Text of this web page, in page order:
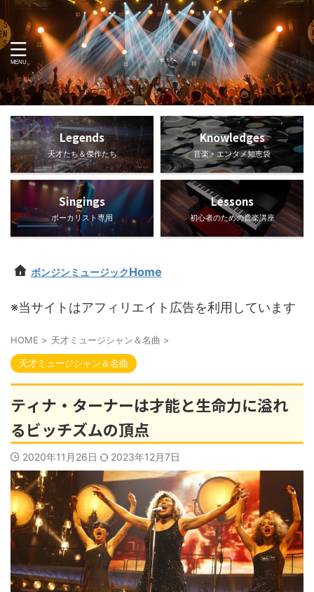
Legends
天才たち＆傑作たち
Knowledges
音楽・エンタメ知恵袋
Singings
ボーカリスト専用
Lessons
初心者のための音楽講座
ボンジンミュージックHome
※当サイトはアフィリエイト広告を利用しています
HOME > 天才ミュージシャン＆名曲 >
天才ミュージシャン＆名曲
ティナ・ターナーは才能と生命力に溢れ
るビッチズムの頂点
2020年11月26日 2023年12月7日